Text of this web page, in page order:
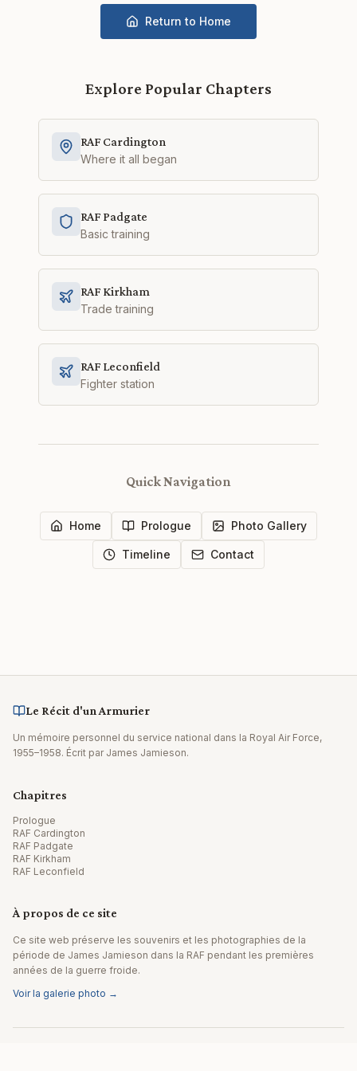
Return to Home
Explore Popular Chapters
RAF Cardington
Where it all began
RAF Padgate
Basic training
RAF Kirkham
Trade training
RAF Leconfield
Fighter station
Quick Navigation
Home Prologue Photo Gallery
Timeline Contact
Le Récit d'un Armurier
Un mémoire personnel du service national dans la Royal Air Force,
1955–1958. Écrit par James Jamieson.
Chapitres
Prologue
RAF Cardington
RAF Padgate
RAF Kirkham
RAF Leconfield
À propos de ce site
Ce site web préserve les souvenirs et les photographies de la
période de James Jamieson dans la RAF pendant les premières
années de la guerre froide.
Voir la galerie photo →